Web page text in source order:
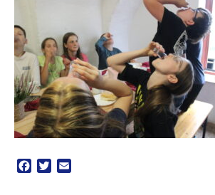
Facebook
Twitter